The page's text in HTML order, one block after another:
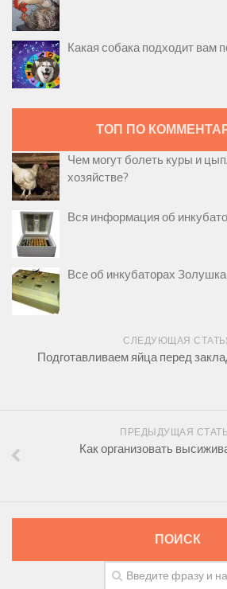
Какая собака подходит вам
ТОП ПО
Чем могут болеть куры и
хозяйстве?
Вся информация об
Все об инкубаторах Золушка
СЛЕДУЮЩАЯ
Подготавливаем яйца перед
ПРЕДЫДУЩАЯ
Как организовать
ПОИСК